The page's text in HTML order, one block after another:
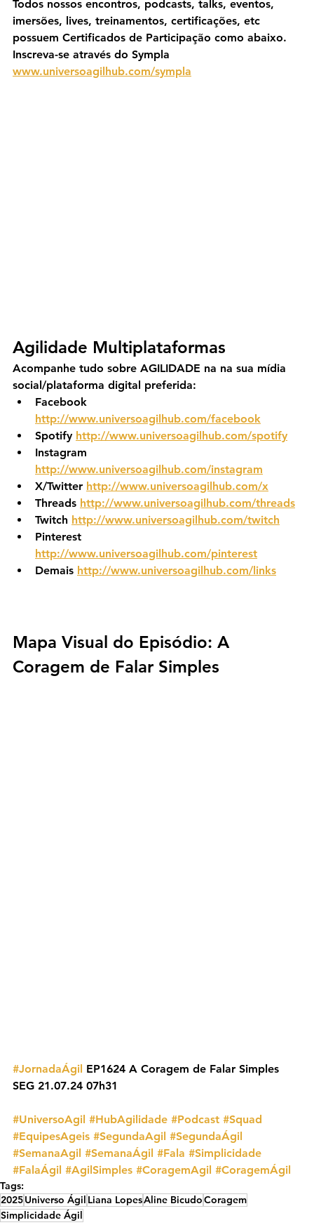
Todos nossos encontros, podcasts, talks, eventos,
imersões, lives, treinamentos, certificações, etc
possuem Certificados de Participação como abaixo.
Inscreva-se através do Sympla
www.universoagilhub.com/sympla
Agilidade Multiplataformas
Acompanhe tudo sobre AGILIDADE na na sua mídia
social/plataforma digital preferida:
Facebook
http://www.universoagilhub.com/facebook
Spotify http://www.universoagilhub.com/spotify
Instagram
http://www.universoagilhub.com/instagram
X/Twitter http://www.universoagilhub.com/x
Threads http://www.universoagilhub.com/threads
Twitch http://www.universoagilhub.com/twitch
Pinterest
http://www.universoagilhub.com/pinterest
Demais http://www.universoagilhub.com/links
Mapa Visual do Episódio: A
Coragem de Falar Simples
#JornadaÁgil EP1624 A Coragem de Falar Simples
SEG 21.07.24 07h31
#UniversoAgil #HubAgilidade #Podcast #Squad
#EquipesAgeis #SegundaAgil #SegundaÁgil
#SemanaAgil #SemanaÁgil #Fala #Simplicidade
#FalaÁgil #AgilSimples #CoragemAgil #CoragemÁgil
Tags:
2025Universo Ágil Liana LopesAline BicudoCoragem
Simplicidade Ágil